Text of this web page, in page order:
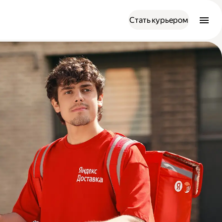
Стать курьером